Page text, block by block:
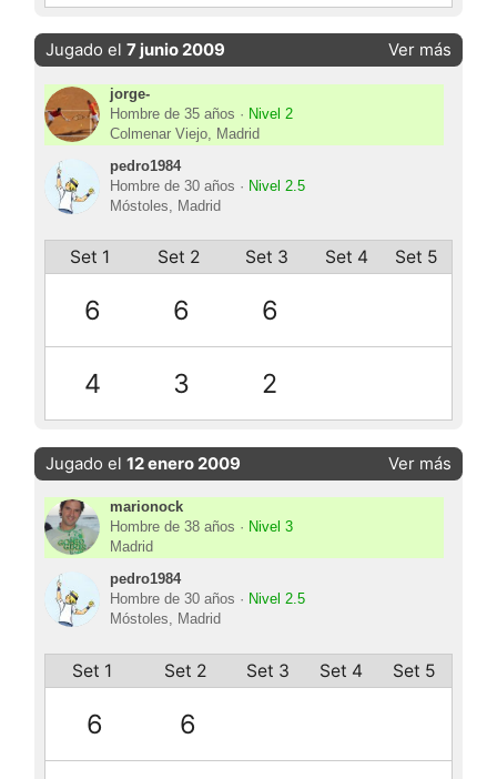
Jugado el7 junio 2009 Ver más
jorge-
Hombre de 35 años · Nivel 2
Colmenar Viejo, Madrid
pedro1984
Hombre de 30 años · Nivel 2.5
Móstoles, Madrid
Set 1 Set 2 Set 3 Set 4 Set 5
6 6 6
4 3 2
Jugado el12 enero 2009 Ver más
marionock
Hombre de 38 años · Nivel 3
Madrid
pedro1984
Hombre de 30 años · Nivel 2.5
Móstoles, Madrid
Set 1 Set 2 Set 3 Set 4 Set 5
6 6